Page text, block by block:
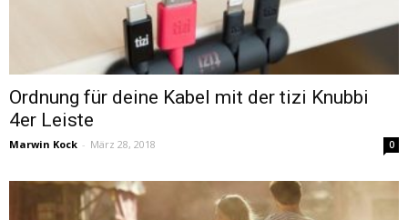
Ordnung für deine Kabel mit der tizi Knubbi
4er Leiste
Marwin Kock - März 28, 2018 0